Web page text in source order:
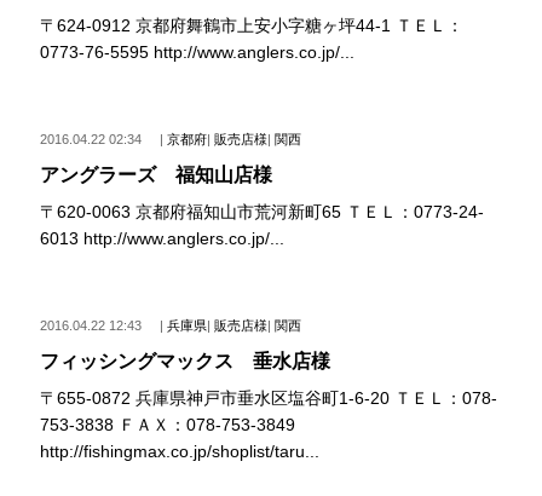
〒624-0912 京都府舞鶴市上安小字糖ヶ坪44-1 ＴＥＬ：
0773-76-5595 http://www.anglers.co.jp/...
2016.04.22 02:34 |京都府|販売店様|関西
アングラーズ 福知山店様
〒620-0063 京都府福知山市荒河新町65 ＴＥＬ：0773-24-
6013 http://www.anglers.co.jp/...
2016.04.22 12:43 |兵庫県|販売店様|関西
フィッシングマックス 垂水店様
〒655-0872 兵庫県神戸市垂水区塩谷町1-6-20 ＴＥＬ：078-
753-3838 ＦＡＸ：078-753-3849
http://fishingmax.co.jp/shoplist/taru...